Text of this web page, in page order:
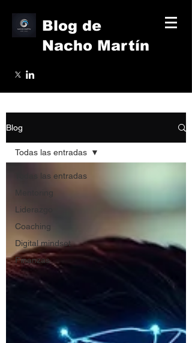
Blog de
Nacho Martín
Blog
Todas las entradas
Mentoring
Liderazgo
Coaching
Digital mindset
Finanzas
Todas las entradas